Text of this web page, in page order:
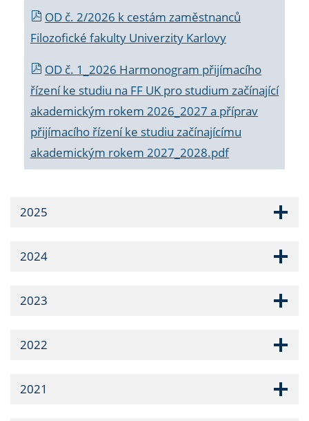
OD č. 2/2026 k cestám zaměstnanců
Filozofické fakulty Univerzity Karlovy
OD č. 1_2026 Harmonogram přijímacího
řízení ke studiu na FF UK pro studium začínající
akademickým rokem 2026_2027 a příprav
přijímacího řízení ke studiu začínajícímu
akademickým rokem 2027_2028.pdf
2025
2024
2023
2022
2021